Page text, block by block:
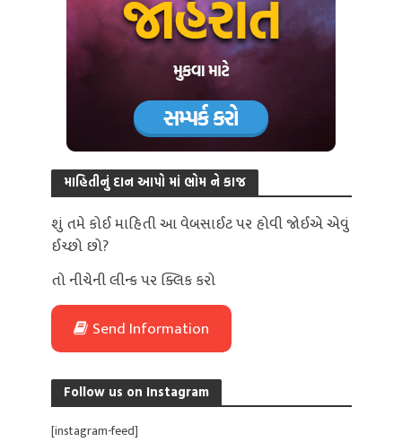
માહિતીનું દાન આપો માં ભોમ ને કાજ
શું તમે કોઈ માહિતી આ વેબસાઈટ પર હોવી જોઈએ એવું
ઈચ્છો છો?
તો નીચેની લીન્ક પર ક્લિક કરો
Send Information
Follow us on Instagram
[instagram-feed]